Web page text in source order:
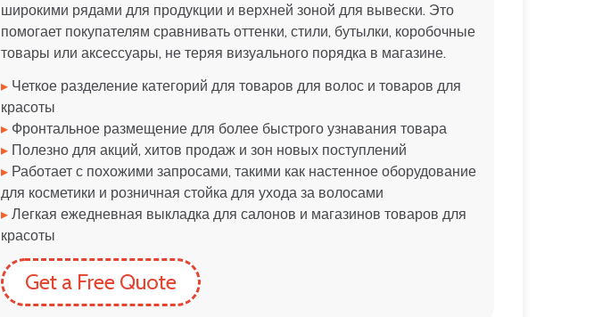
широкими рядами для продукции и верхней зоной для вывески. Это
помогает покупателям сравнивать оттенки, стили, бутылки, коробочные
товары или аксессуары, не теряя визуального порядка в магазине.
▸Четкое разделение категорий для товаров для волос и товаров для
красоты
▸Фронтальное размещение для более быстрого узнавания товара
▸Полезно для акций, хитов продаж и зон новых поступлений
▸Работает с похожими запросами, такими как настенное оборудование
для косметики и розничная стойка для ухода за волосами
▸Легкая ежедневная выкладка для салонов и магазинов товаров для
красоты
Get a Free Quote